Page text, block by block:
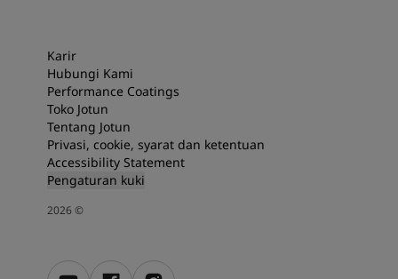
Karir
Hubungi Kami
Performance Coatings
Toko Jotun
Tentang Jotun
Privasi, cookie, syarat dan ketentuan
Accessibility Statement
Pengaturan kuki
2026©